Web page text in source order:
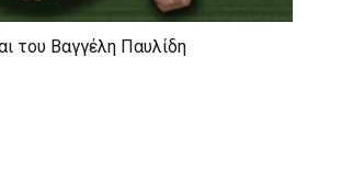
του Βαγγέλη Παυλίδη